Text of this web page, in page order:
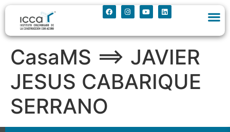
CasaMS ==> JAVIER
JESUS CABARIQUE
SERRANO